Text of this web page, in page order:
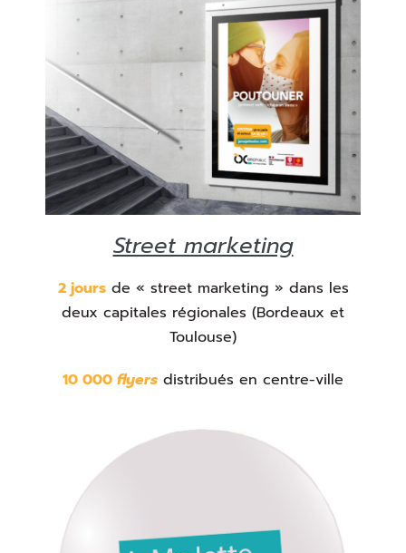
Street marketing
2 joursde « street marketing » dans les
deux capitales régionales (Bordeaux et
Toulouse)
10 000 flyers distribués en centre-ville